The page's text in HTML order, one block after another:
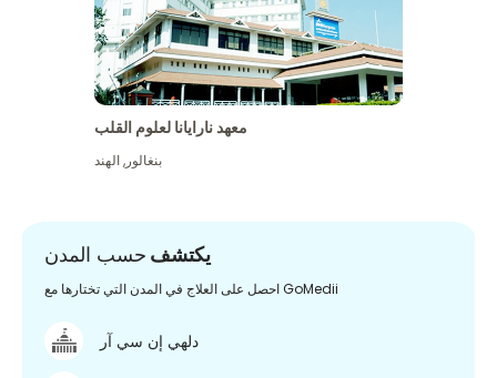
معهد نارايانا لعلوم القلب
بنغالور,الهند
يكتشف حسب المدن
احصل على العلاج في المدن التي تختارها مع GoMedii
دلهي إن سي آر